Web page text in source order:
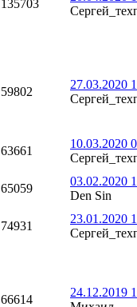
135703
59802
27.03.2020
63661
10.03.2020
65059
03.02.2020
Den Sin
74931
23.01.2020
66614
24.12.2019